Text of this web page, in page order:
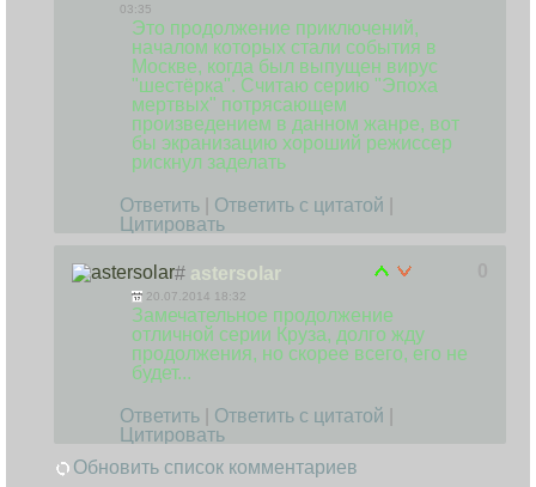
03:35
Это продолжение приключений,
началом которых стали события в
Москве, когда был выпущен вирус
"шестёрка". Считаю серию "Эпоха
мертвых" потрясающем
произведением в данном жанре, вот
бы экранизацию хороший режиссер
рискнул заделать
Ответить Ответить с цитатой
Цитировать
# astersolar
20.07.2014 18:32
Замечательное продолжение
отличной серии Круза, долго жду
продолжения, но скорее всего, его не
будет...
Ответить Ответить с цитатой
Цитировать
Обновить список комментариев